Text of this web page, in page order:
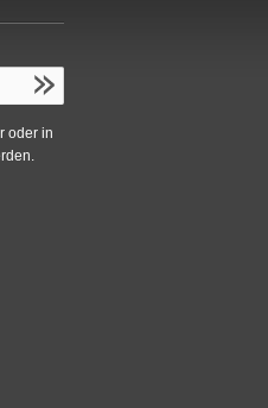
oder in